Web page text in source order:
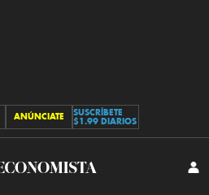
ANÚNCIATE
SUSCRÍBETE
$1.99 DIARIOS
El